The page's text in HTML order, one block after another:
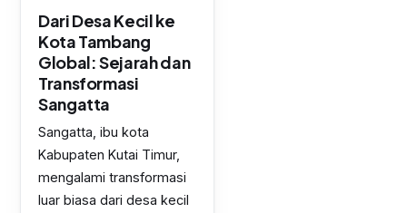
Dari Desa Kecil ke
Kota Tambang
Global: Sejarah dan
Transformasi
Sangatta
Sangatta, ibu kota
Kabupaten Kutai Timur,
mengalami transformasi
luar biasa dari desa kecil